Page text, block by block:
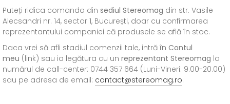
Puteți ridica comanda din sediul Stereomag din str. Vasile
Alecsandri nr. 14, sector 1, București, doar cu confirmarea
reprezentantului companiei că produsele se află în stoc.
Daca vrei să afli stadiul comenzii tale, intră în Contul
meu (link) sau ia legătura cu un reprezentant Stereomag la
numărul de call-center: 0744 357 664 (Luni-Vineri: 9.00-20.00)
sau pe adresa de email: contact@stereomag.ro.